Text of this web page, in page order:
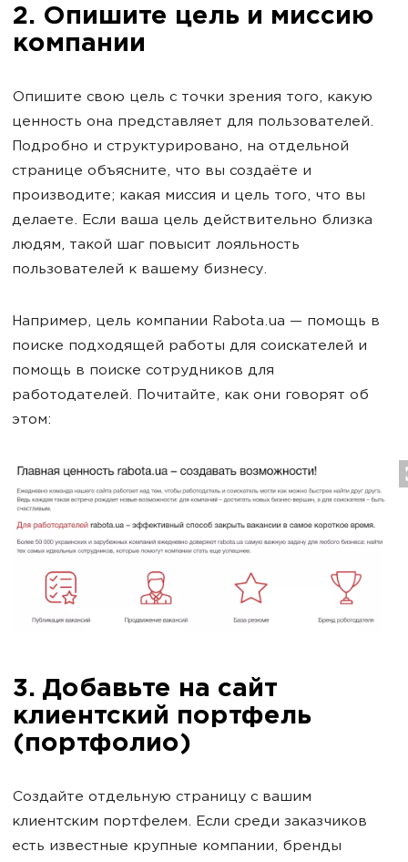
2. Опишите цель и миссию
компании
Опишите свою цель с точки зрения того, какую
ценность она представляет для пользователей.
Подробно и структурировано, на отдельной
странице объясните, что вы создаёте и
производите; какая миссия и цель того, что вы
делаете. Если ваша цель действительно близка
людям, такой шаг повысит лояльность
пользователей к вашему бизнесу.
Например, цель компании Rabota.ua — помощь в
поиске подходящей работы для соискателей и
помощь в поиске сотрудников для
работодателей. Почитайте, как они говорят об
этом:
3. Добавьте на сайт
клиентский портфель
(портфолио)
Создайте отдельную страницу с вашим
клиентским портфелем. Если среди заказчиков
есть известные крупные компании, бренды